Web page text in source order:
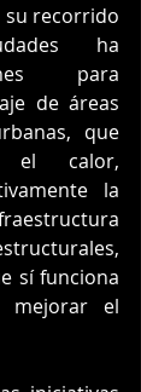
su recorrido
ha
para
de áreas
que
el calor,
la
sí funciona
mejorar el